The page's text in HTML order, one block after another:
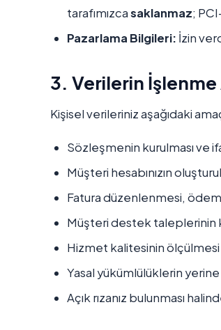
tarafımızcasaklanmaz;
Pazarlama Bilgileri: İzin
3. Verilerin İşlenme
Kişisel verileriniz aşağıdaki
Sözleşmenin kurulması ve
Müşteri hesabınızın
Fatura düzenlenmesi,
Müşteri destek taleplerinin
Hizmet kalitesinin
Yasal yükümlülüklerin
Açık rızanız bulunması